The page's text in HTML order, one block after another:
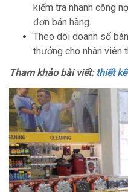
kiểm tra nhanh công
đơn bán hàng.
Theo dõi doanh số
thưởng cho nhân viên
Tham khảo bài viết: thiết